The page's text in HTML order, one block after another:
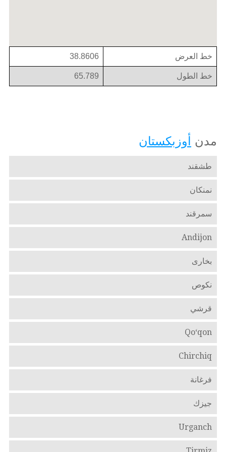
خط العرض 38.8606
خط الطول 65.789
مدن أوزبكستان
طشقند
نمنكان
سمرقند
Andijon
بخارى
نكوص
قرشي
Qo‘qon
Chirchiq
فرغانة
جيزك
Urganch